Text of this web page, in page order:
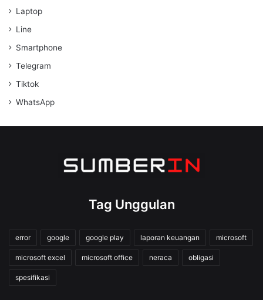
Laptop
Line
Smartphone
Telegram
Tiktok
WhatsApp
Tag Unggulan
error google google play laporan keuangan microsoft
microsoft excel microsoft office neraca obligasi
spesifikasi